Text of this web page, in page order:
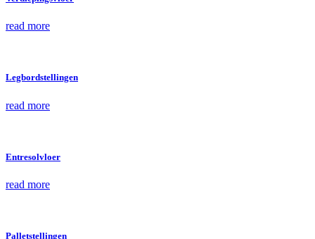
read more
Legbordstellingen
read more
Entresolvloer
read more
Palletstellingen